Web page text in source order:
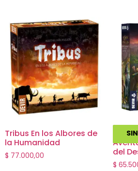
Tribus En los Albores de
la Humanidad
$ 77.000,00
El
del
$